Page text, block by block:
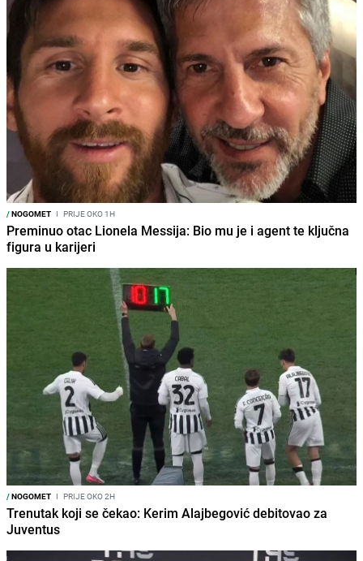
/NOGOMET I PRIJE OKO 1H
Preminuo otac Lionela Messija: Bio mu je i agent te ključna
figura u karijeri
/NOGOMET I PRIJE OKO 2H
Trenutak koji se čekao: Kerim Alajbegović debitovao za
Juventus